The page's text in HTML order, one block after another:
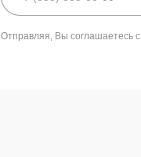
Отправляя, Вы соглашаетесь с